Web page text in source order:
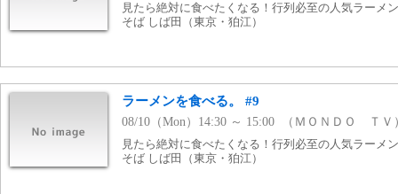
見たら絶対に食べたくなる！行列必至の人気ラーメ
そば しば田（東京・狛江）
ラーメンを食べる。 #9
08/10（Mon）14:30 ～ 15:00 （ＭＯＮＤＯ ＴＶ
見たら絶対に食べたくなる！行列必至の人気ラーメ
そば しば田（東京・狛江）